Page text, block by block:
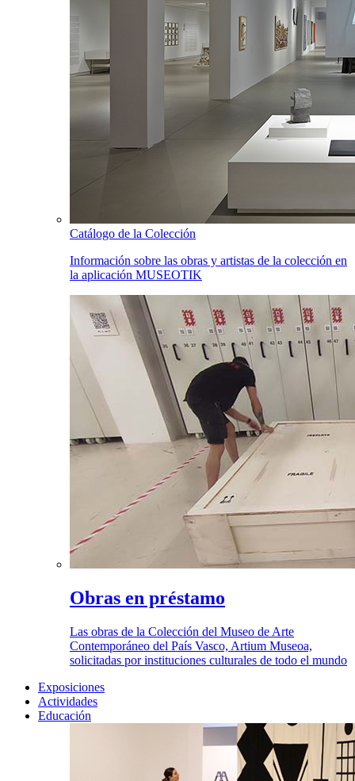
Catálogo de la Colección
Información sobre las obras y artistas de la colección en
la aplicación MUSEOTIK
Obras en préstamo
Las obras de la Colección del Museo de Arte
Contemporáneo del País Vasco, Artium Museoa,
solicitadas por instituciones culturales de todo el mundo
Exposiciones
Actividades
Educación